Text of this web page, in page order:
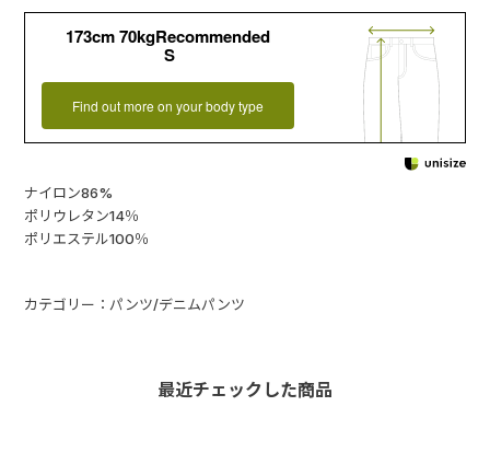
173cm 70kgRecommended
S
Find out more on your body type
ナイロン86%
ポリウレタン14％
ポリエステル100％
カテゴリー：パンツ/デニムパンツ
最近チェックした商品